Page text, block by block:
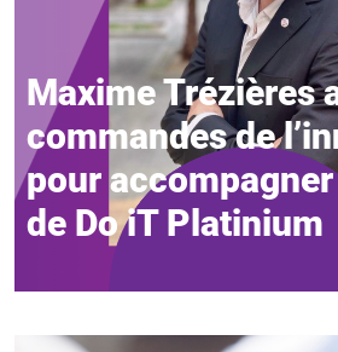
Maxime Trézières
commandes de
pour accompagner
de Do iT Platinium